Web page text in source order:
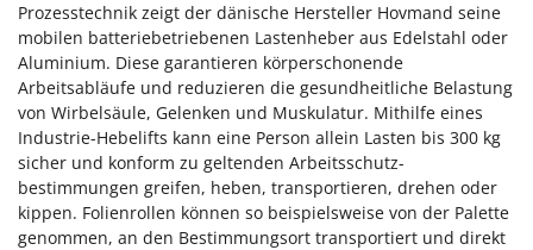
Prozesstechnik zeigt der dänische Hersteller Hovmand seine
mobilen batteriebetriebenen Lastenheber aus Edelstahl oder
Aluminium. Diese garantieren körperschonende
Arbeitsabläufe und reduzieren die gesundheitliche Belastung
von Wirbelsäule, Gelenken und Muskulatur. Mithilfe eines
Industrie-Hebelifts kann eine Person allein Lasten bis 300 kg
sicher und konform zu geltenden Arbeitsschutz-
bestimmungen greifen, heben, transportieren, drehen oder
kippen. Folienrollen können so beispielsweise von der Palette
genommen, an den Bestimmungsort transportiert und direkt